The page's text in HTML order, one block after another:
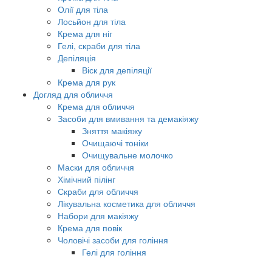
Олії для тіла
Лосьйон для тіла
Крема для ніг
Гелі, скраби для тіла
Депіляція
Віск для депіляції
Крема для рук
Догляд для обличчя
Крема для обличчя
Засоби для вмивання та демакіяжу
Зняття макіяжу
Очищаючі тоніки
Очищувальне молочко
Маски для обличчя
Хімічний пілінг
Скраби для обличчя
Лікувальна косметика для обличчя
Набори для макіяжу
Крема для повік
Чоловічі засоби для гоління
Гелі для гоління